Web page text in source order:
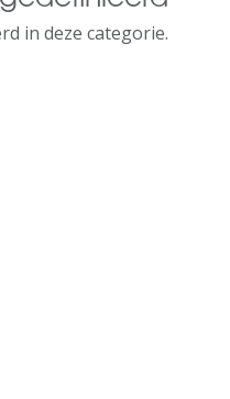
in deze categorie.